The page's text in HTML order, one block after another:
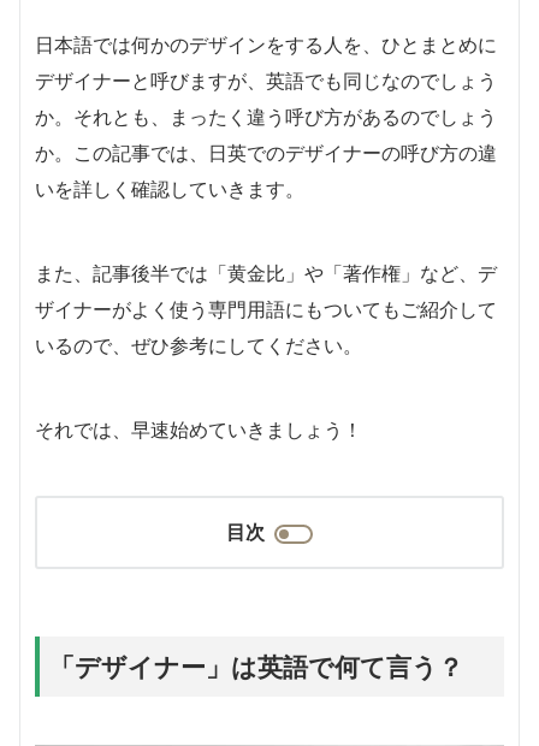
日本語では何かのデザインをする人を、ひとまとめに
デザイナーと呼びますが、英語でも同じなのでしょう
か。それとも、まったく違う呼び方があるのでしょう
か。この記事では、日英でのデザイナーの呼び方の違
いを詳しく確認していきます。
また、記事後半では「黄金比」や「著作権」など、デ
ザイナーがよく使う専門用語にもついてもご紹介して
いるので、ぜひ参考にしてください。
それでは、早速始めていきましょう！
目次
「デザイナー」は英語で何て言う？